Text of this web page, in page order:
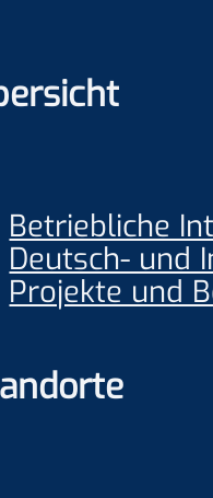
Betriebliche
Deutsch- und
Projekte und